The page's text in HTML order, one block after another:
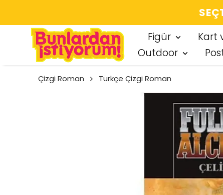
Figür Kart
Outdoor
Çizgi Roman Türkçe Çizgi Roman